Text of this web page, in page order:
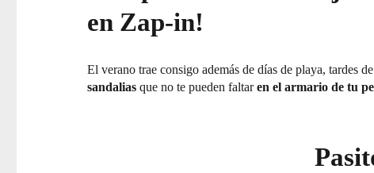
en Zap-in!
El verano trae consigo además de días de playa, tardes
sandalias que no te pueden faltaren el armario de tu